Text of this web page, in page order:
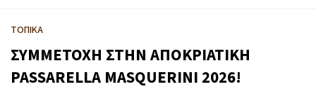
ΤΟΠΙΚΑ
ΣΥΜΜΕΤΟΧΗ ΣΤΗΝ ΑΠΟΚΡΙΑΤΙΚΗ
PASSARELLA MASQUERINI 2026!